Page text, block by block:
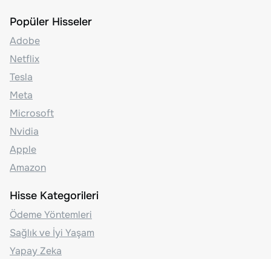
Popüler Hisseler
Adobe
Netflix
Tesla
Meta
Microsoft
Nvidia
Apple
Amazon
Hisse Kategorileri
Ödeme Yöntemleri
Sağlık ve İyi Yaşam
Yapay Zeka